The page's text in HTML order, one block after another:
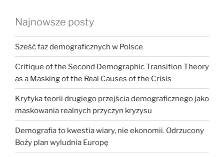
Najnowsze posty
Sześć faz demograficznych w Polsce
Critique of the Second Demographic Transition Theory
as a Masking of the Real Causes of the Crisis
Krytyka teorii drugiego przejścia demograficznego jako
maskowania realnych przyczyn kryzysu
Demografia to kwestia wiary, nie ekonomii. Odrzucony
Boży plan wyludnia Europę